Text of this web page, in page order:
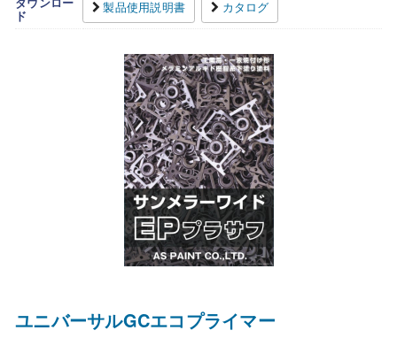
ド
製品使用説明書 カタログ
ユニバーサルGCエコプライマー